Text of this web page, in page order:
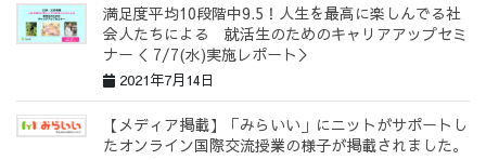
満足度平均10段階中9.5！人生を最高に楽しんでる社
会人たちによる 就活生のためのキャリアアップセミ
ナー＜ 7/7(水)実施レポート＞
2021年7月14日
【メディア掲載】「みらいい」にニットがサポートし
たオンライン国際交流授業の様子が掲載されました。